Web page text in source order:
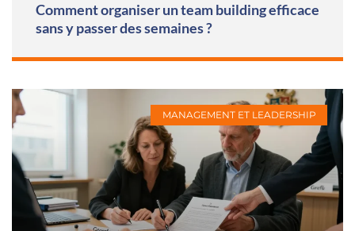
Comment organiser un team building efficace
sans y passer des semaines ?
MANAGEMENT ET LEADERSHIP